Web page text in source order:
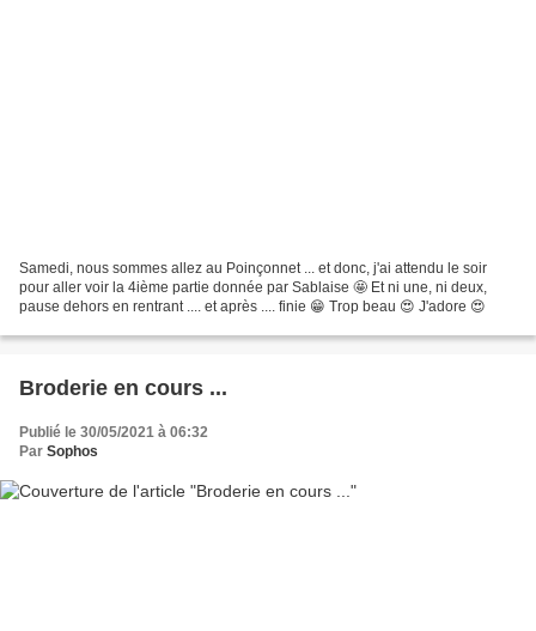
Samedi, nous sommes allez au Poinçonnet ... et donc, j'ai attendu le soir
pour aller voir la 4ième partie donnée par Sablaise 🤩 Et ni une, ni deux,
pause dehors en rentrant .... et après .... finie 😁 Trop beau 😍 J'adore 😍
Broderie en cours ...
Publié le 30/05/2021 à 06:32
Par Sophos